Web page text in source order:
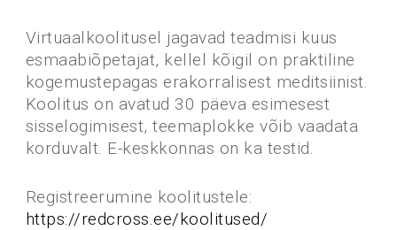
Virtuaalkoolitusel jagavad teadmisi kuus
esmaabiõpetajat, kellel kõigil on praktiline
kogemustepagas erakorralisest meditsiinist.
Koolitus on avatud 30 päeva esimesest
sisselogimisest, teemaplokke võib vaadata
korduvalt. E-keskkonnas on ka testid.
Registreerumine koolitustele:
https://redcross.ee/koolitused/